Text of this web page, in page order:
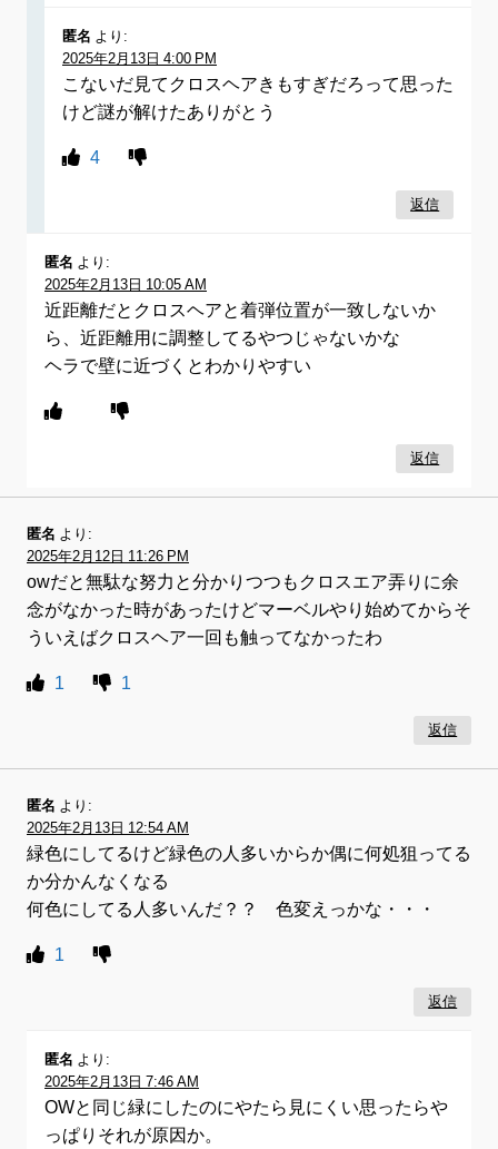
匿名 より:
2025年2月13日 4:00 PM
こないだ見てクロスヘアきもすぎだろって思った
けど謎が解けたありがとう
4
返信
匿名 より:
2025年2月13日 10:05 AM
近距離だとクロスヘアと着弾位置が一致しないか
ら、近距離用に調整してるやつじゃないかな
ヘラで壁に近づくとわかりやすい
返信
匿名 より:
2025年2月12日 11:26 PM
owだと無駄な努力と分かりつつもクロスエア弄りに余
念がなかった時があったけどマーベルやり始めてからそ
ういえばクロスヘア一回も触ってなかったわ
1 1
返信
匿名 より:
2025年2月13日 12:54 AM
緑色にしてるけど緑色の人多いからか偶に何処狙ってる
か分かんなくなる
何色にしてる人多いんだ？？ 色変えっかな・・・
1
返信
匿名 より:
2025年2月13日 7:46 AM
OWと同じ緑にしたのにやたら見にくい思ったらや
っぱりそれが原因か。